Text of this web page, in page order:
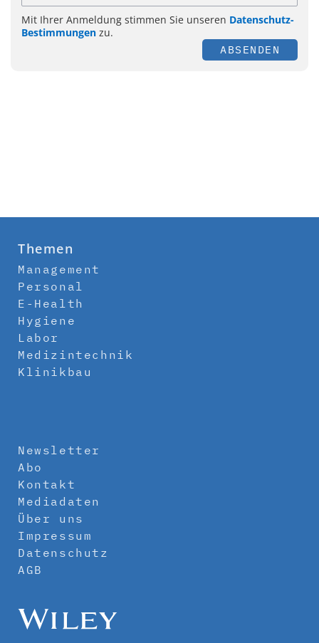
Mit Ihrer Anmeldung stimmen Sie unseren Datenschutz-
Bestimmungen zu.
ABSENDEN
Themen
Management
Personal
E-Health
Hygiene
Labor
Medizintechnik
Klinikbau
Newsletter
Abo
Kontakt
Mediadaten
Über uns
Impressum
Datenschutz
AGB